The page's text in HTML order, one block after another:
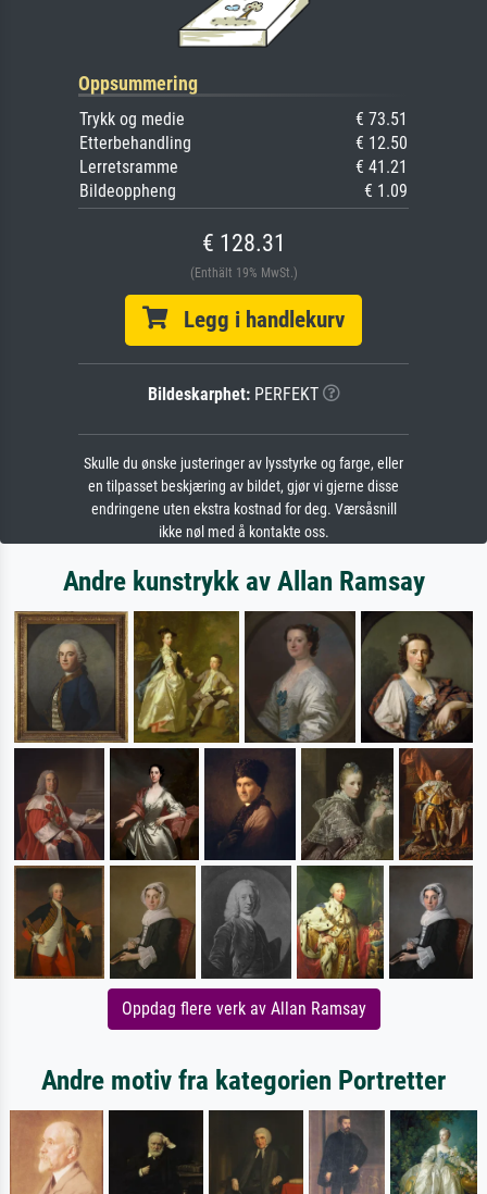
Oppsummering
Trykk og medie
€ 73.51
Etterbehandling
€ 12.50
Lerretsramme
€ 41.21
Bildeoppheng
€ 1.09
€ 128.31
(Enthält 19% MwSt.)
Legg i handlekurv
Bildeskarphet:PERFEKT
Skulle du ønske justeringer av lysstyrke og farge, eller
en tilpasset beskjæring av bildet, gjør vi gjerne disse
endringene uten ekstra kostnad for deg. Værsåsnill
ikke nøl med å kontakte oss.
Andre kunstrykk av Allan Ramsay
Oppdag flere verk av Allan Ramsay
Andre motiv fra kategorien Portretter